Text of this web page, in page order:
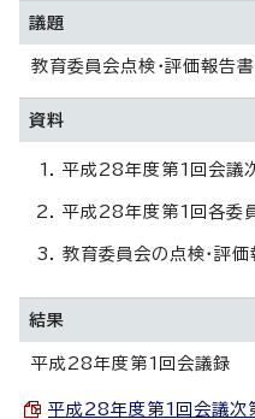
議題
教育委員会点検・評価報告
資料
平成28年度第1回会議
平成28年度第1回各委員
教育委員会の点検・評
結果
平成28年度第1回会議録
平成28年度第1回会議